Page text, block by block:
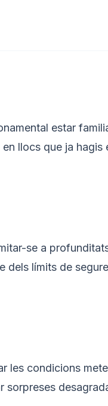
estar
llocs que ja hagis
se a
dels límits de
les condicions
sorpreses